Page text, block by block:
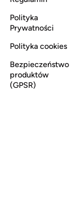
Polityka
Prywatności
Polityka cookies
Bezpieczeństwo
produktów
(GPSR)